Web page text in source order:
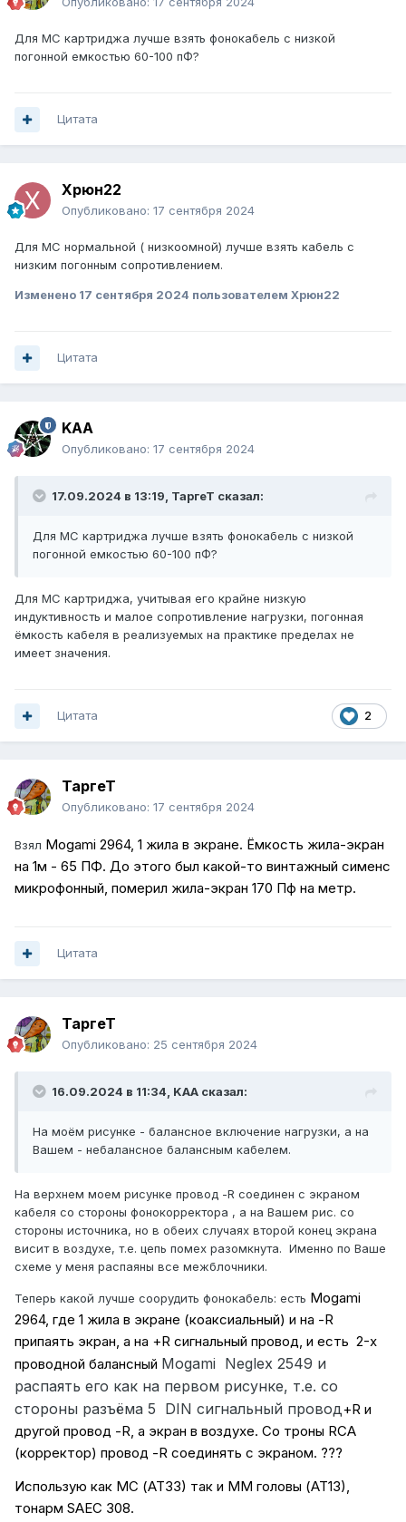
Для МС картриджа лучше взять фонокабель с низкой
погонной емкостью 60-100 пФ?
Цитата
Xpюн22
Опубликовано: 17 сентября 2024
Для МС нормальной ( низкоомной) лучше взять кабель с
низким погонным сопротивлением.
Изменено 17 сентября 2024 пользователем Xpюн22
Цитата
KAA
Опубликовано: 17 сентября 2024
17.09.2024 в 13:19, ТаргеТ сказал:
Для МС картриджа лучше взять фонокабель с низкой
погонной емкостью 60-100 пФ?
Для МС картриджа, учитывая его крайне низкую
индуктивность и малое сопротивление нагрузки, погонная
ёмкость кабеля в реализуемых на практике пределах не
имеет значения.
2
Цитата
ТаргеТ
Опубликовано: 17 сентября 2024
Взял Моgаmi 2964, 1 жила в экране. Ёмкocть жилa-экран
на 1м - 65 ПФ. До этого был какой-то винтажный сименс
микрофонный, померил жила-экран 170 Пф на метр.
Цитата
ТаргеТ
Опубликовано: 25 сентября 2024
16.09.2024 в 11:34, KAA сказал:
На моём рисунке - балансное включение нагрузки, а на
Вашем - небалансное балансным кабелем.
На верхнем моем рисунке провод -R соединен с экраном
кабеля со стороны фонокорректора , а на Вашем рис. со
стороны источника, но в обеих случаях второй конец экрана
висит в воздухе, т.е. цепь помех разомкнута. Именно по Ваше
схеме у меня распаяны все межблочники.
Теперь какой лучше соорудить фонокабель: есть Моgаmi
2964, где 1 жила в экране (коаксиальный) и на -R
припаять экран, а на +R сигнальный провод, и есть 2-х
проводной балансный Mogami Neglex 2549 и
распаять его как на первом рисунке, т.е. со
стороны разъёма 5 DIN сигнальный провод+R и
другой провод -R, а экран в воздухе. Со троны RCA
(корректор) провод -R соединять с экраном. ???
Использую как МС (АТ33) так и ММ головы (АТ13),
тонарм SAEC 308.